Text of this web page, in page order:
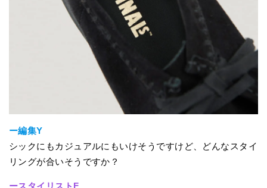
ー編集Y
シックにもカジュアルにもいけそうですけど、どんなスタイ
リングが合いそうですか？